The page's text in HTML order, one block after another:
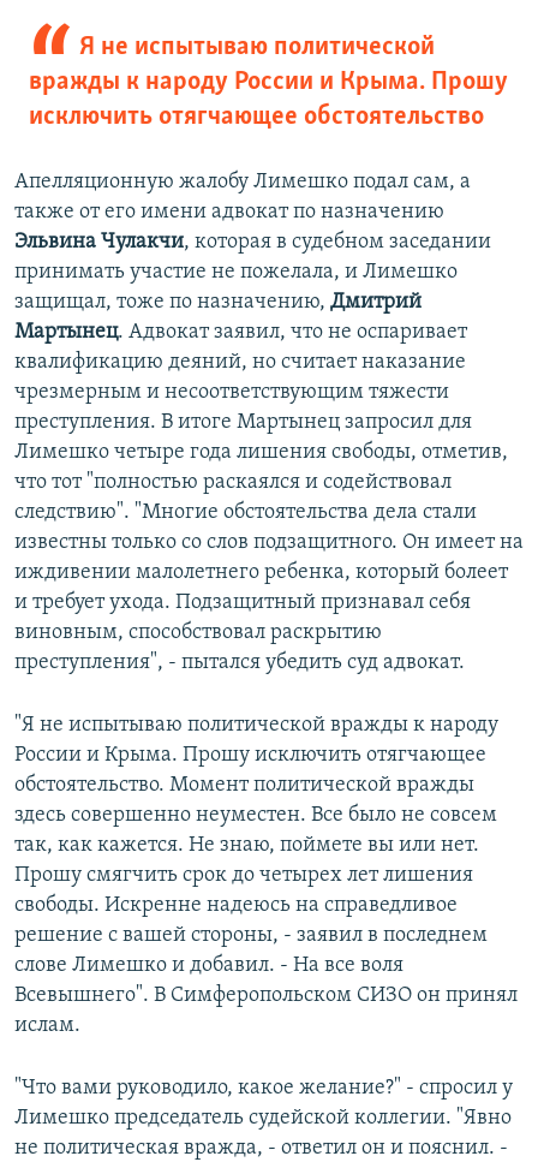
Я не испытываю политической
вражды к народу России и Крыма. Прошу
исключить отягчающее обстоятельство
Апелляционную жалобу Лимешко подал сам, а
также от его имени адвокат по назначению
Эльвина Чулакчи, которая в судебном заседании
принимать участие не пожелала, и Лимешко
защищал, тоже по назначению, Дмитрий
Мартынец. Адвокат заявил, что не оспаривает
квалификацию деяний, но считает наказание
чрезмерным и несоответствующим тяжести
преступления. В итоге Мартынец запросил для
Лимешко четыре года лишения свободы, отметив,
что тот "полностью раскаялся и содействовал
следствию". "Многие обстоятельства дела стали
известны только со слов подзащитного. Он имеет на
иждивении малолетнего ребенка, который болеет
и требует ухода. Подзащитный признавал себя
виновным, способствовал раскрытию
преступления", - пытался убедить суд адвокат.
"Я не испытываю политической вражды к народу
России и Крыма. Прошу исключить отягчающее
обстоятельство. Момент политической вражды
здесь совершенно неуместен. Все было не совсем
так, как кажется. Не знаю, поймете вы или нет.
Прошу смягчить срок до четырех лет лишения
свободы. Искренне надеюсь на справедливое
решение с вашей стороны, - заявил в последнем
слове Лимешко и добавил. - На все воля
Всевышнего". В Симферопольском СИЗО он принял
ислам.
"Что вами руководило, какое желание?" - спросил у
Лимешко председатель судейской коллегии. "Явно
не политическая вражда, - ответил он и пояснил. -